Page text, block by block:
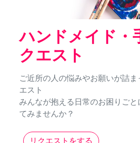
ハンドメイド・
クエスト
ご近所の人の悩みやお願いが詰ま
エスト
みんなが抱える日常のお困りごと
てみませんか？
リクエストをする